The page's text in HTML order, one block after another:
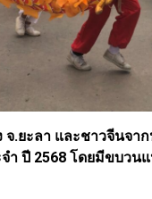
จ.ยะลา และชาวจีนจา
ปี 2568 โดยมีขบวน